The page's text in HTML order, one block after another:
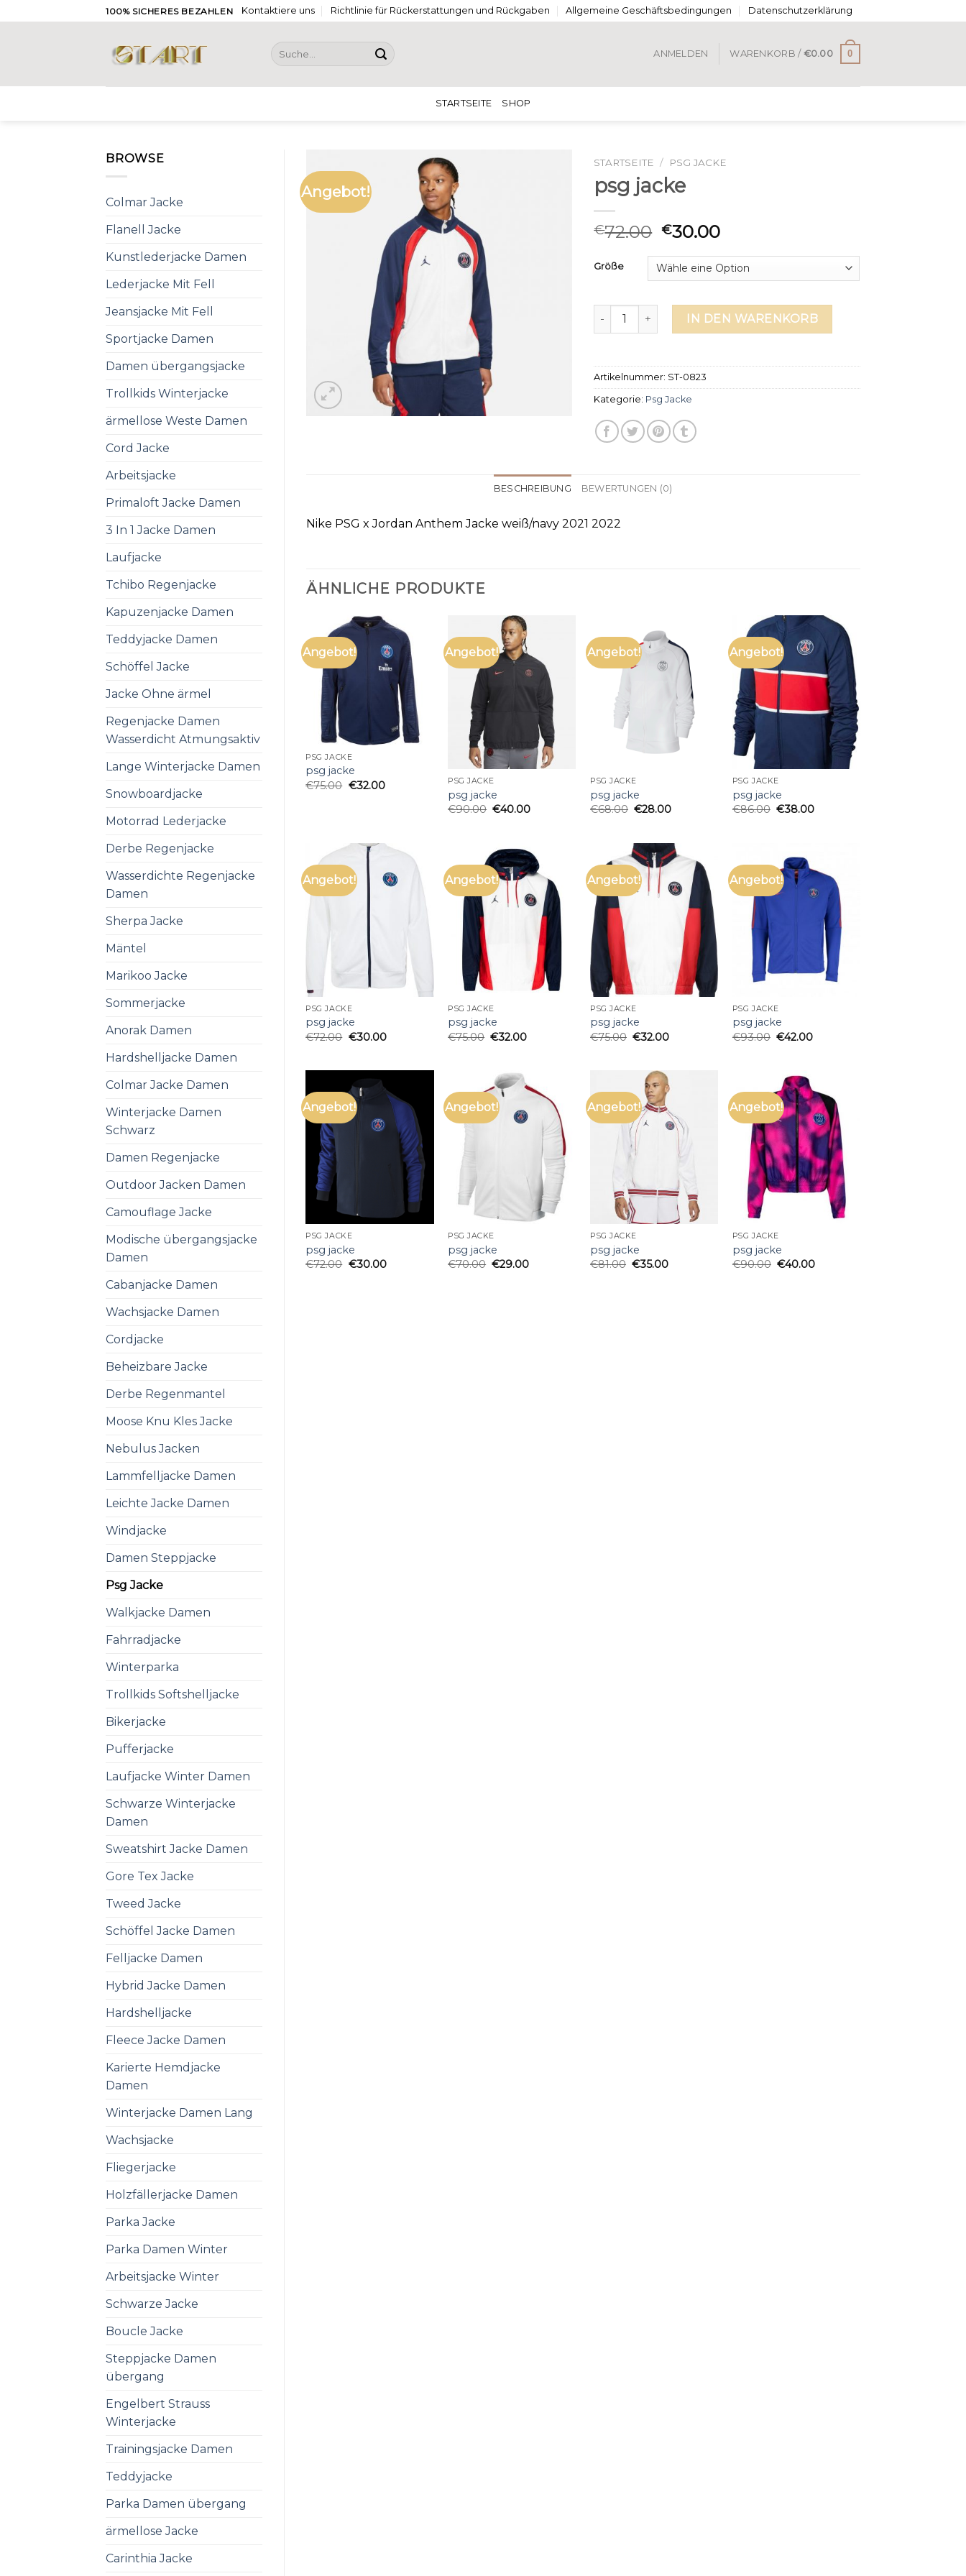
to
100% SICHERES BEZAHLEN Kontaktiere uns Richtlinie für Rückerstattungen und Rückgaben Allgemeine Geschäftsbedingungen Datenschutzerklärung
Suche
nach:
ANMELDEN WARENKORB / €0.00 0
STARTSEITE SHOP
BROWSE
Colmar Jacke
Flanell Jacke
Kunstlederjacke Damen
Lederjacke Mit Fell
Jeansjacke Mit Fell
Sportjacke Damen
Damen übergangsjacke
Trollkids Winterjacke
ärmellose Weste Damen
Cord Jacke
Arbeitsjacke
Primaloft Jacke Damen
3 In 1 Jacke Damen
Laufjacke
Tchibo Regenjacke
Kapuzenjacke Damen
Teddyjacke Damen
Schöffel Jacke
Jacke Ohne ärmel
Regenjacke Damen
Wasserdicht Atmungsaktiv
Lange Winterjacke Damen
Snowboardjacke
Motorrad Lederjacke
Derbe Regenjacke
Wasserdichte Regenjacke
Damen
Sherpa Jacke
Mäntel
Marikoo Jacke
Sommerjacke
Anorak Damen
Hardshelljacke Damen
Colmar Jacke Damen
Winterjacke Damen
Schwarz
Damen Regenjacke
Outdoor Jacken Damen
Camouflage Jacke
Modische übergangsjacke
Damen
Cabanjacke Damen
Wachsjacke Damen
Cordjacke
Beheizbare Jacke
Derbe Regenmantel
Moose Knu Kles Jacke
Nebulus Jacken
Lammfelljacke Damen
Leichte Jacke Damen
Windjacke
Damen Steppjacke
Psg Jacke
Walkjacke Damen
Fahrradjacke
Winterparka
Trollkids Softshelljacke
Bikerjacke
Pufferjacke
Laufjacke Winter Damen
Schwarze Winterjacke
Damen
Sweatshirt Jacke Damen
Gore Tex Jacke
Tweed Jacke
Schöffel Jacke Damen
Felljacke Damen
Hybrid Jacke Damen
Hardshelljacke
Fleece Jacke Damen
Karierte Hemdjacke
Damen
Winterjacke Damen Lang
Wachsjacke
Fliegerjacke
Holzfällerjacke Damen
Parka Jacke
Parka Damen Winter
Arbeitsjacke Winter
Schwarze Jacke
Boucle Jacke
Steppjacke Damen
übergang
Engelbert Strauss
Winterjacke
Trainingsjacke Damen
Teddyjacke
Parka Damen übergang
ärmellose Jacke
Carinthia Jacke
Angebot!
STARTSEITE / PSG JACKE
psg jacke
€72.00 €30.00
Größe
psg jacke Menge IN DEN WARENKORB
Artikelnummer: ST-0823
Kategorie: Psg Jacke
BESCHREIBUNG BEWERTUNGEN (0)
Nike PSG x Jordan Anthem Jacke weiß/navy 2021 2022
ÄHNLICHE PRODUKTE
Angebot!
PSG JACKE
psg jacke
€75.00 €32.00
Angebot!
PSG JACKE
psg jacke
€90.00 €40.00
Angebot!
PSG JACKE
psg jacke
€68.00 €28.00
Angebot!
PSG JACKE
psg jacke
€86.00 €38.00
Angebot!
PSG JACKE
psg jacke
€72.00 €30.00
Angebot!
PSG JACKE
psg jacke
€75.00 €32.00
Angebot!
PSG JACKE
psg jacke
€75.00 €32.00
Angebot!
PSG JACKE
psg jacke
€93.00 €42.00
Angebot!
PSG JACKE
psg jacke
€72.00 €30.00
Angebot!
PSG JACKE
psg jacke
€70.00 €29.00
Angebot!
PSG JACKE
psg jacke
€81.00 €35.00
Angebot!
PSG JACKE
psg jacke
€90.00 €40.00